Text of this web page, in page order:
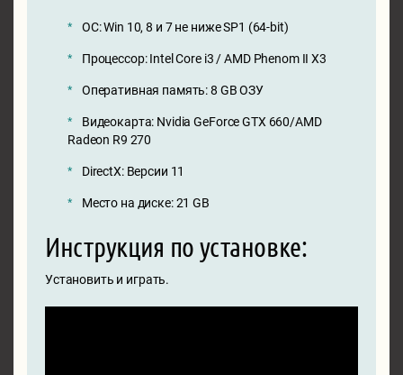
ОС: Win 10, 8 и 7 не ниже SP1 (64-bit)
Процессор: Intel Core i3 / AMD Phenom II X3
Оперативная память: 8 GB ОЗУ
Видеокарта: Nvidia GeForce GTX 660/AMD
Radeon R9 270
DirectX: Версии 11
Место на диске: 21 GB
Инструкция по установке:
Установить и играть.